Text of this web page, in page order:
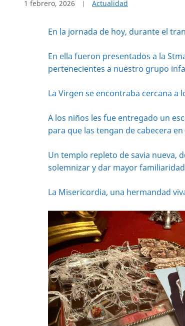
1 febrero, 2026 Actualidad
En la jornada de hoy, durante el
En ella fueron presentados a la
pertenecientes a nuestro grupo
La Virgen se encontraba cercana
A los niños les fue entregado un
para que las tengan de cabecera
Un templo repleto de savia nueva,
solemnizar y dar mayor
La Misericordia, una hermandad